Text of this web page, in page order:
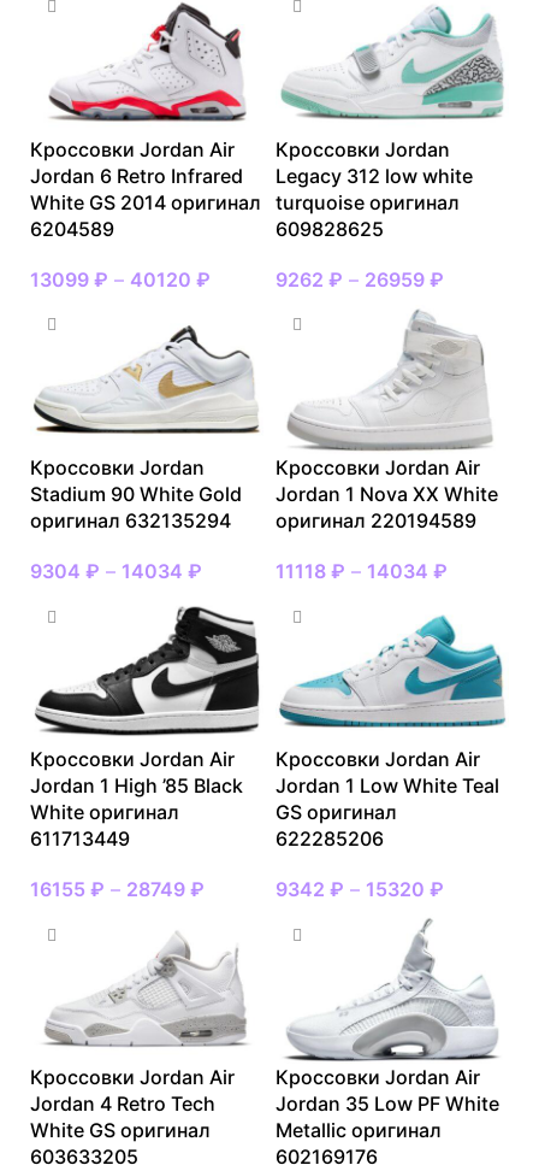
Кроссовки Jordan Air
Jordan 6 Retro Infrared
White GS 2014 оригинал
6204589
13099 ₽ – 40120 ₽
Кроссовки Jordan
Legacy 312 low white
turquoise оригинал
609828625
9262 ₽ – 26959 ₽
Кроссовки Jordan
Stadium 90 White Gold
оригинал 632135294
9304 ₽ – 14034 ₽
Кроссовки Jordan Air
Jordan 1 Nova XX White
оригинал 220194589
11118 ₽ – 14034 ₽
Кроссовки Jordan Air
Jordan 1 High ’85 Black
White оригинал
611713449
16155 ₽ – 28749 ₽
Кроссовки Jordan Air
Jordan 1 Low White Teal
GS оригинал
622285206
9342 ₽ – 15320 ₽
Кроссовки Jordan Air
Jordan 4 Retro Tech
White GS оригинал
603633205
Кроссовки Jordan Air
Jordan 35 Low PF White
Metallic оригинал
602169176